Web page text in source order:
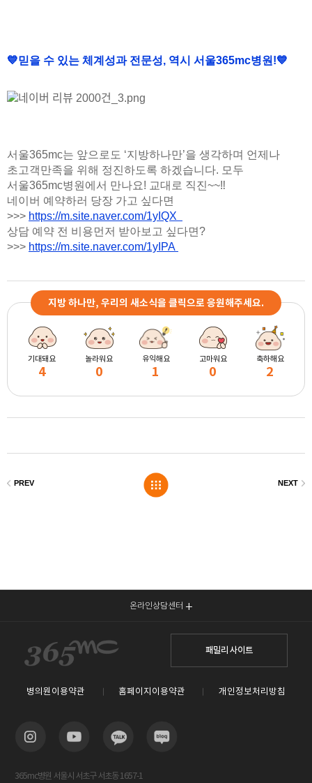
💙믿을 수 있는 체계성과 전문성, 역시 서울365mc병원!💙
서울365mc는 앞으로도 ‘지방하나만’을 생각하며 언제나
초고객만족을 위해 정진하도록 하겠습니다. 모두
서울365mc병원에서 만나요! 교대로 직진~~‼️
네이버 예약하러 당장 가고 싶다면
>>> https://m.site.naver.com/1yIQX
상담 예약 전 비용먼저 받아보고 싶다면?
>>> https://m.site.naver.com/1yIPA
지방 하나만, 우리의 새소식을 클릭으로 응원해주세요.
기대돼요
4
놀라워요
0
유익해요
1
고마워요
0
축하해요
2
온라인상담센터
패밀리 사이트
병의원이용약관 홈페이지이용약관 개인정보처리방침
365mc병원 서울시 서초구 서초동 1657-1